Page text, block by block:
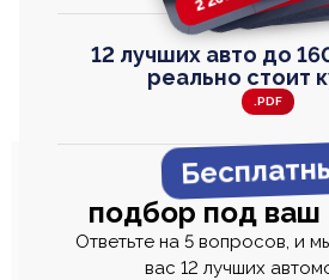
12 лучших авто до
реально стоит
.PDF
подбор под
Ответьте на 5 вопросов, и
вас 12 лучших